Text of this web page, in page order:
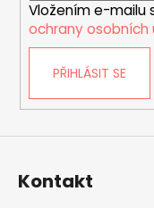
Vložením e-mailu
ochrany osobních
PŘIHLÁSIT SE
Kontakt